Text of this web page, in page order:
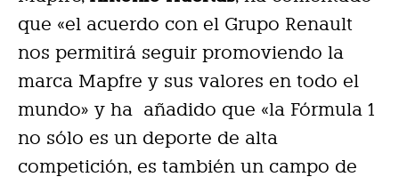
que «el acuerdo con el Grupo Renault
nos permitirá seguir promoviendo la
marca Mapfre y sus valores en todo el
mundo» y ha añadido que «la Fórmula 1
no sólo es un deporte de alta
competición, es también un campo de